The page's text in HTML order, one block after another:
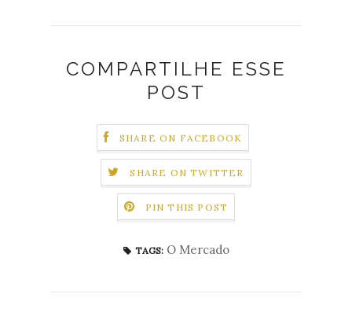
COMPARTILHE ESSE
POST
SHARE ON FACEBOOK
SHARE ON TWITTER
PIN THIS POST
TAGS: O Mercado